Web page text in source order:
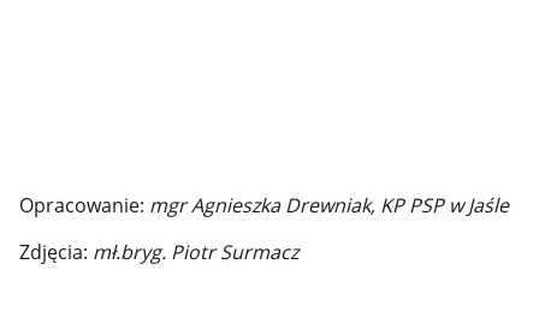
Opracowanie: mgr Agnieszka Drewniak, KP PSP w Jaśle
Zdjęcia: mł.bryg. Piotr Surmacz